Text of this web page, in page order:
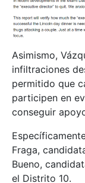
Asimismo,
infiltraciones
permitido que
participen en
conseguir
Fraga,
Bueno,
el Distrito 10.